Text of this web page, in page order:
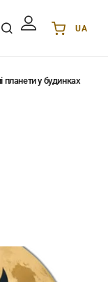
UA
планети у будинках